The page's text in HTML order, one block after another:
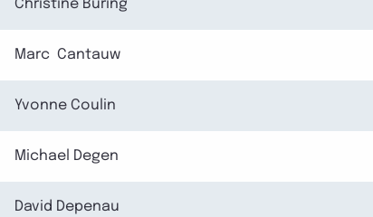
Christine Büring
Marc Cantauw
Yvonne Coulin
Michael Degen
David Depenau